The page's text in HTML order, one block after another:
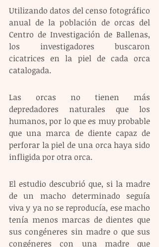
Utilizando datos del censo fotográfico
anual de la población de orcas del
Centro de Investigación de Ballenas,
los investigadores buscaron
cicatrices en la piel de cada orca
catalogada.
Las orcas no tienen más
depredadores naturales que los
humanos, por lo que es muy probable
que una marca de diente capaz de
perforar la piel de una orca haya sido
infligida por otra orca.
El estudio descubrió que, si la madre
de un macho determinado seguía
viva y ya no se reproducía, ese macho
tenía menos marcas de dientes que
sus congéneres sin madre o que sus
congéneres con una madre que